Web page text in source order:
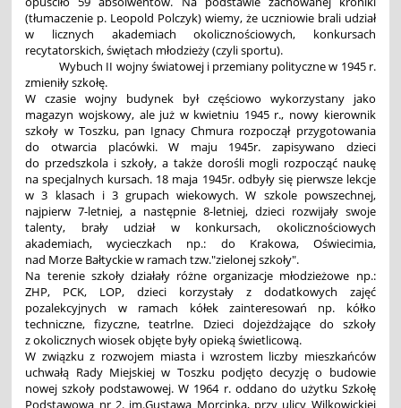
(tłumaczenie p. Leopold Polczyk) wiemy, że uczniowie brali udział
w licznych akademiach okolicznościowych, konkursach
recytatorskich, świętach młodzieży (czyli sportu).
Wybuch II wojny światowej i przemiany polityczne w 1945 r.
zmieniły szkołę.
W czasie wojny budynek był częściowo wykorzystany jako
magazyn wojskowy, ale już w kwietniu 1945 r., nowy kierownik
szkoły w Toszku, pan Ignacy Chmura rozpoczął przygotowania
do otwarcia placówki. W maju 1945r. zapisywano dzieci
do przedszkola i szkoły, a także dorośli mogli rozpocząć naukę
na specjalnych kursach. 18 maja 1945r. odbyły się pierwsze lekcje
w 3 klasach i 3 grupach wiekowych. W szkole powszechnej,
najpierw 7-letniej, a następnie 8-letniej, dzieci rozwijały swoje
talenty, brały udział w konkursach, okolicznościowych
akademiach, wycieczkach np.: do Krakowa, Oświecimia,
nad Morze Bałtyckie w ramach tzw."zielonej szkoły".
Na terenie szkoły działały różne organizacje młodzieżowe np.:
ZHP, PCK, LOP, dzieci korzystały z dodatkowych zajęć
pozalekcyjnych w ramach kółek zainteresowań np. kółko
techniczne, fizyczne, teatrlne. Dzieci dojeżdżające do szkoły
z okolicznych wiosek objęte były opieką świetlicową.
W związku z rozwojem miasta i wzrostem liczby mieszkańców
uchwałą Rady Miejskiej w Toszku podjęto decyzję o budowie
nowej szkoły podstawowej. W 1964 r. oddano do użytku Szkołę